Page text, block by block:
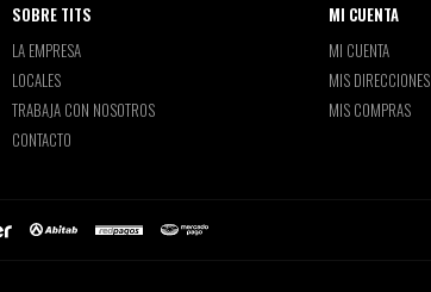
SOBRE TITS
LA EMPRESA
LOCALES
TRABAJA CON NOSOTROS
CONTACTO
MI CUENTA
MI CUENTA
MIS DIRECCIONES
MIS COMPRAS